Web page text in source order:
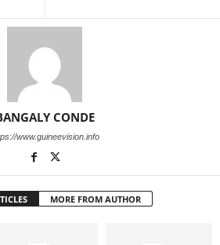
CONDE
www.guineevision.info
MORE FROM AUTHOR